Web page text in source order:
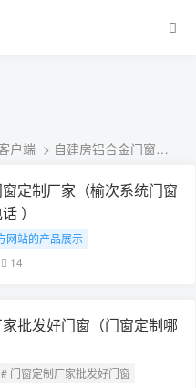
家防盗窗定制-
户端 > 自建房铝合金门窗厂家防盗窗定制
定制厂家（榆次系统门窗
）
网站的产品展示
定制厂家
14
批发好门窗（门窗定制哪
# 门窗定制厂家批发好门窗